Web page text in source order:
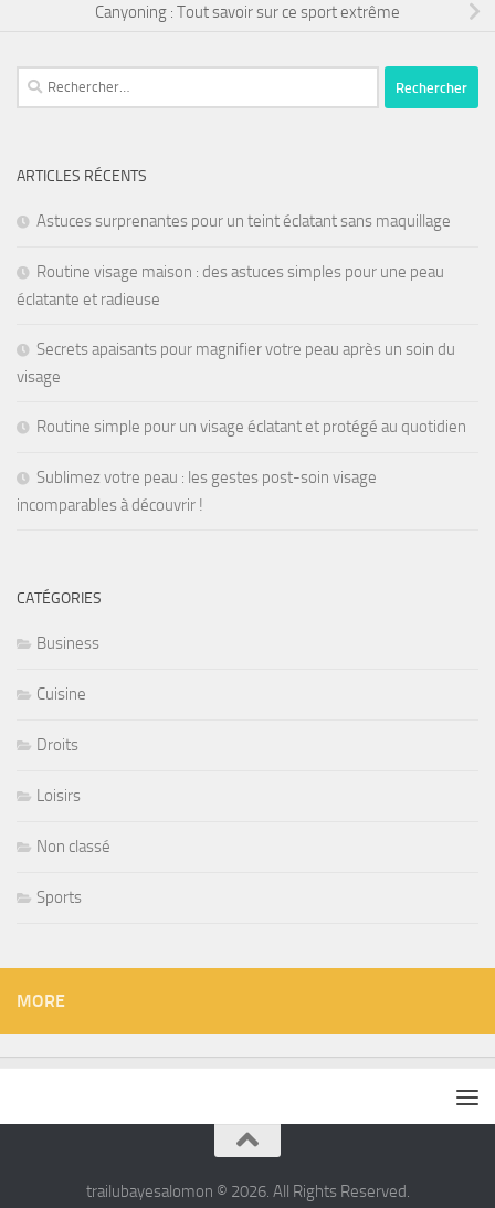
Canyoning : Tout savoir sur ce sport extrême
ARTICLES RÉCENTS
Astuces surprenantes pour un teint éclatant sans maquillage
Routine visage maison : des astuces simples pour une peau
éclatante et radieuse
Secrets apaisants pour magnifier votre peau après un soin du
visage
Routine simple pour un visage éclatant et protégé au quotidien
Sublimez votre peau : les gestes post-soin visage
incomparables à découvrir !
CATÉGORIES
Business
Cuisine
Droits
Loisirs
Non classé
Sports
MORE
trailubayesalomon © 2026. All Rights Reserved.